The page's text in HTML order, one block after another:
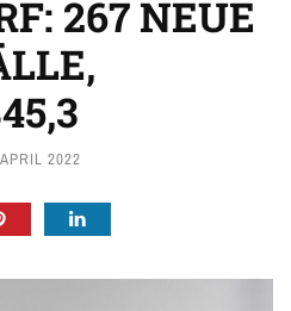
267 NEUE
2022